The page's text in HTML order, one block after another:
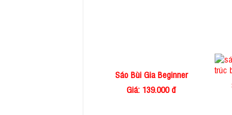
Sáo Bùi Gia Beginner
Giá: 139.000 đ